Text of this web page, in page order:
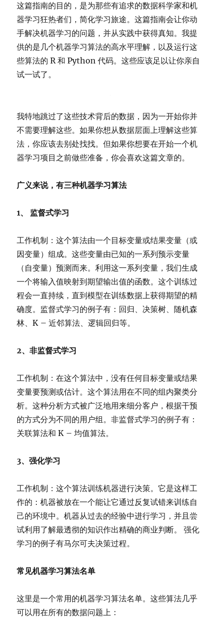
这篇指南的目的，是为那些有追求的数据科学家和机
器学习狂热者们，简化学习旅途。这篇指南会让你动
手解决机器学习的问题，并从实践中获得真知。我提
供的是几个机器学习算法的高水平理解，以及运行这
些算法的 R 和 Python 代码。这些应该足以让你亲自
试一试了。
我特地跳过了这些技术背后的数据，因为一开始你并
不需要理解这些。如果你想从数据层面上理解这些算
法，你应该去别处找找。但如果你想要在开始一个机
器学习项目之前做些准备，你会喜欢这篇文章的。
广义来说，有三种机器学习算法
1、 监督式学习
工作机制：这个算法由一个目标变量或结果变量（或
因变量）组成。这些变量由已知的一系列预示变量
（自变量）预测而来。利用这一系列变量，我们生成
一个将输入值映射到期望输出值的函数。这个训练过
程会一直持续，直到模型在训练数据上获得期望的精
确度。监督式学习的例子有：回归、决策树、随机森
林、K – 近邻算法、逻辑回归等。
2、非监督式学习
工作机制：在这个算法中，没有任何目标变量或结果
变量要预测或估计。这个算法用在不同的组内聚类分
析。这种分析方式被广泛地用来细分客户，根据干预
的方式分为不同的用户组。非监督式学习的例子有：
关联算法和 K – 均值算法。
3、强化学习
工作机制：这个算法训练机器进行决策。它是这样工
作的：机器被放在一个能让它通过反复试错来训练自
己的环境中。机器从过去的经验中进行学习，并且尝
试利用了解最透彻的知识作出精确的商业判断。 强化
学习的例子有马尔可夫决策过程。
常见机器学习算法名单
这里是一个常用的机器学习算法名单。这些算法几乎
可以用在所有的数据问题上：